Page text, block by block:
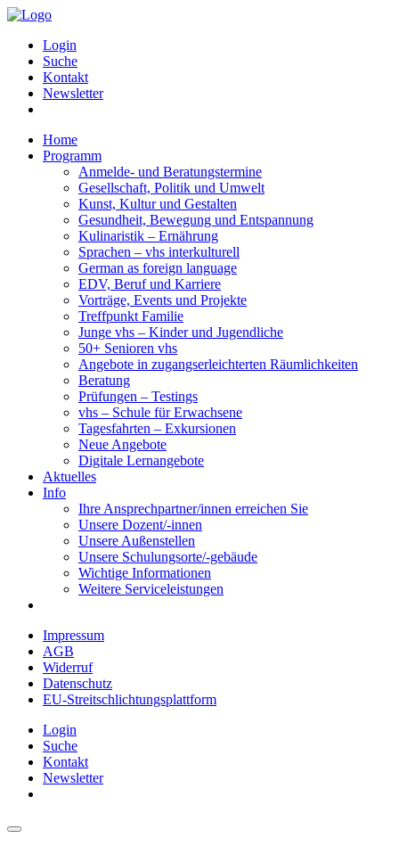
Login
Suche
Kontakt
Newsletter
Home
Programm
Anmelde- und Beratungstermine
Gesellschaft, Politik und Umwelt
Kunst, Kultur und Gestalten
Gesundheit, Bewegung und Entspannung
Kulinaristik – Ernährung
Sprachen – vhs interkulturell
German as foreign language
EDV, Beruf und Karriere
Vorträge, Events und Projekte
Treffpunkt Familie
Junge vhs – Kinder und Jugendliche
50+ Senioren vhs
Angebote in zugangserleichterten Räumlichkeiten
Beratung
Prüfungen – Testings
vhs – Schule für Erwachsene
Tagesfahrten – Exkursionen
Neue Angebote
Digitale Lernangebote
Aktuelles
Info
Ihre Ansprechpartner/innen erreichen Sie
Unsere Dozent/-innen
Unsere Außenstellen
Unsere Schulungsorte/-gebäude
Wichtige Informationen
Weitere Serviceleistungen
Impressum
AGB
Widerruf
Datenschutz
EU-Streitschlichtungsplattform
Login
Suche
Kontakt
Newsletter